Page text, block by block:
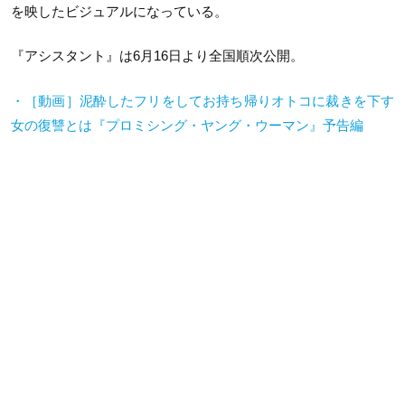
を映したビジュアルになっている。
『アシスタント』は6月16日より全国順次公開。
・［動画］泥酔したフリをしてお持ち帰りオトコに裁きを下す
女の復讐とは『プロミシング・ヤング・ウーマン』予告編